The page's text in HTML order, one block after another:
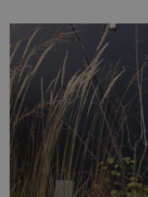
lotyšské Rigy?
zednářské lóže.
protože do zednářské